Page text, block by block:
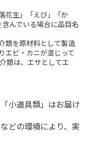
花生」「えび」「か
んでいる場合に品目名
類を原材料として製造
エビ・カニが混じって
類は、エサとしてエ
小道具類」はお届け
どの環境により、実